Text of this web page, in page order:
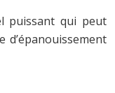
puissant qui peut
d’épanouissement